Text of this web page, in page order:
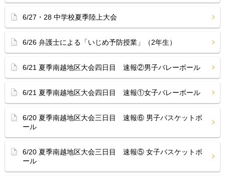
6/27・28 中学校夏季陸上大会
6/26 弁護士による「いじめ予防授業」（2年生）
6/21 夏季南越地区大会四日目 速報②男子バレーボール
6/21 夏季南越地区大会四日目 速報①女子バレーボール
6/20 夏季南越地区大会三日目 速報⑥ 男子バスケットボ
ール
6/20 夏季南越地区大会三日目 速報⑤ 女子バスケットボ
ール